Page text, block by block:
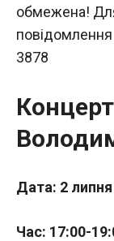
обмежена! Для
3878
Дата: 2 липня
Час: 17:00-